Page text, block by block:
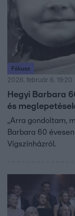
Fókusz
2026. február 6. 19:20
Hegyi Barbara
és
„Arra gondoltam,
Barbara 60
Vígszínházról.